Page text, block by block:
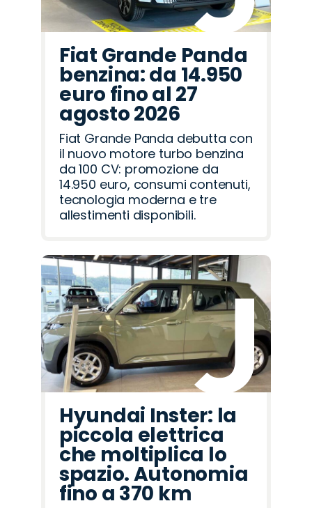
Fiat Grande Panda
benzina: da 14.950
euro fino al 27
agosto 2026
Fiat Grande Panda debutta con
il nuovo motore turbo benzina
da 100 CV: promozione da
14.950 euro, consumi contenuti,
tecnologia moderna e tre
allestimenti disponibili.
Hyundai Inster: la
piccola elettrica
che moltiplica lo
spazio. Autonomia
fino a 370 km